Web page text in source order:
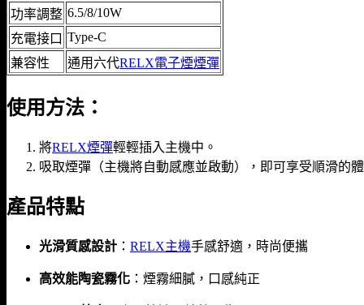
功率調整 6.5/8/10W
充電接口 Type-C
兼容性
通用六代RELX電子煙煙彈
使用方法：
將RELX煙彈輕輕插入主機中。
吸取煙彈（主機將自動感應並啟動），即可享受順滑的
產品特點
光滑質感設計 ： RELX主機手感舒適，時尚便攜
高效能陶瓷霧化 ：煙霧細膩，口感純正